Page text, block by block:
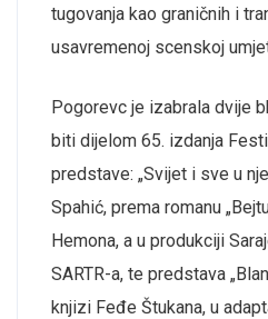
tugovanja kao graničnih i
usavremenoj scenskoj
Pogorevc je izabrala dvije
biti dijelom 65. izdanja
predstave: „Svijet i sve u
Spahić, prema romanu
Hemona, a u produkciji
SARTR-a, te predstava
knjizi Feđe Štukana, u